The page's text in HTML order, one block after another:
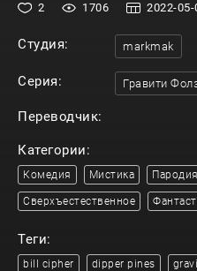
2 1706 2022-05-
Студия: markmak
Серия: Гравити
Переводчик:
Категории:
Комедия Мистика Пародия
Сверхъестественное
Теги:
bill cipher dipper pines